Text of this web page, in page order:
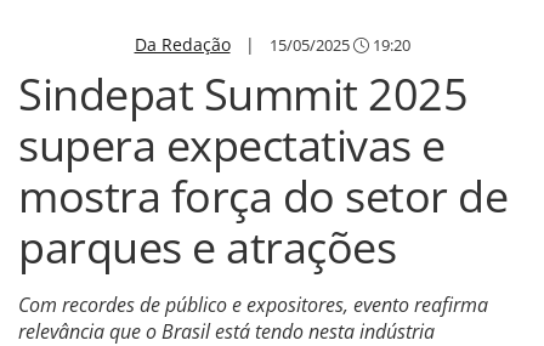
Da Redação| 15/05/2025 19:20
Sindepat Summit 2025
supera expectativas e
mostra força do setor de
parques e atrações
Com recordes de público e expositores, evento reafirma
relevância que o Brasil está tendo nesta indústria